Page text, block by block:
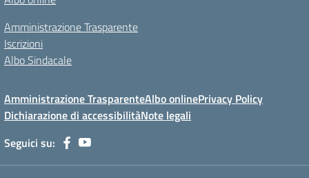
Amministrazione Trasparente
Iscrizioni
Albo Sindacale
Amministrazione TrasparenteAlbo onlinePrivacy Policy
Dichiarazione di accessibilitàNote legali
Seguici su: